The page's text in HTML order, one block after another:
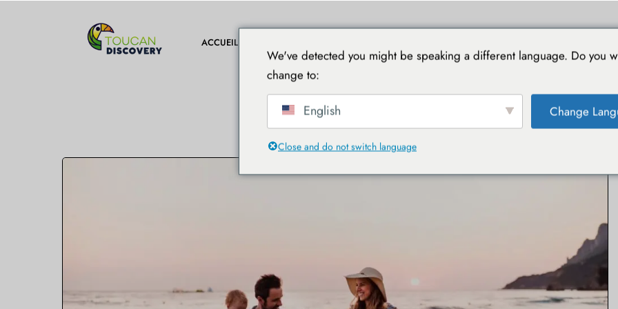
ACCUEIL
octobre 2024
We've detected you might be speaking a different language. Do you
change to:
English Change
Close and do not switch language